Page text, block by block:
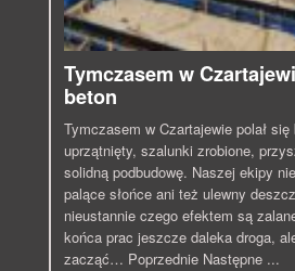
Tymczasem w
beton
Tymczasem w Czartajewie polał się
uprzątnięty, szalunki zrobione,
solidną podbudowę. Naszej ekipy
palące słońce ani też ulewny
nieustannie czego efektem są
końca prac jeszcze daleka droga,
zacząć… Poprzednie Następne ...